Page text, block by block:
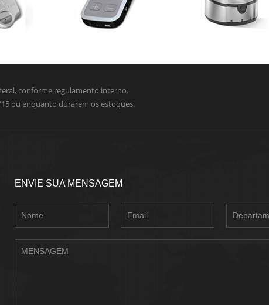
conforme regulamento interno.
ou enquanto durarem os estoques.
ENVIE SUA MENSAGEM